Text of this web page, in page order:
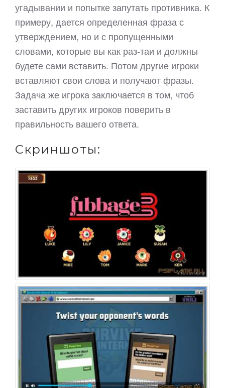
угадывании и попытке запутать противника. К
примеру, дается определенная фраза с
утверждением, но и с пропущенными
словами, которые вы как раз-таи и должны
будете сами вставить. Потом другие игроки
вставляют свои слова и получают фразы.
Задача же игрока заключается в том, чтоб
заставить других игроков поверить в
правильность вашего ответа.
Скриншоты: